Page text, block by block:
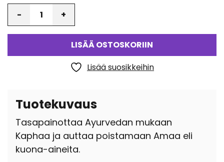
LISÄÄ OSTOSKORIIN
Lisää suosikkeihin
Tuotekuvaus
Tasapainottaa Ayurvedan mukaan
Kaphaa ja auttaa poistamaan Amaa eli
kuona-aineita.